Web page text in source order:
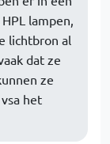
lampen,
lichtbron al
dat ze
ze
het